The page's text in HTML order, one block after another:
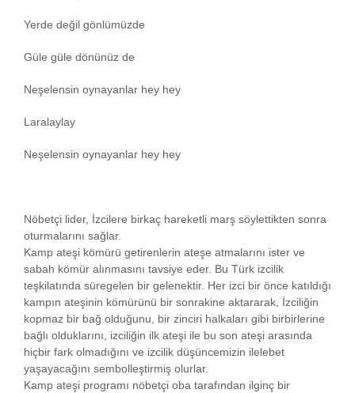
Yerde değil gönlümüzde
Güle güle dönünüz de
Neşelensin oynayanlar hey hey
Laralaylay
Neşelensin oynayanlar hey hey
Nöbetçi lider, İzcilere birkaç hareketli marş söylettikten sonra
oturmalarını sağlar.
Kamp ateşi kömürü getirenlerin ateşe atmalarını ister ve
sabah kömür alınmasını tavsiye eder. Bu Türk izcilik
teşkilatında süregelen bir gelenektir. Her izci bir önce katıldığı
kampın ateşinin kömürünü bir sonrakine aktararak, İzciliğin
kopmaz bir bağ olduğunu, bir zinciri halkaları gibi birbirlerine
bağlı olduklarını, izciliğin ilk ateşi ile bu son ateşi arasında
hiçbir fark olmadığını ve izcilik düşüncemizin ilelebet
yaşayacağını sembolleştirmiş olurlar.
Kamp ateşi programı nöbetçi oba tarafından ilginç bir